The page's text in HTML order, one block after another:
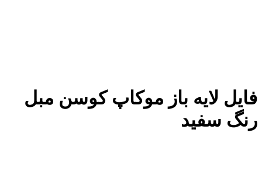
فایل لایه باز موکاپ کوسن مبل
رنگ سفید